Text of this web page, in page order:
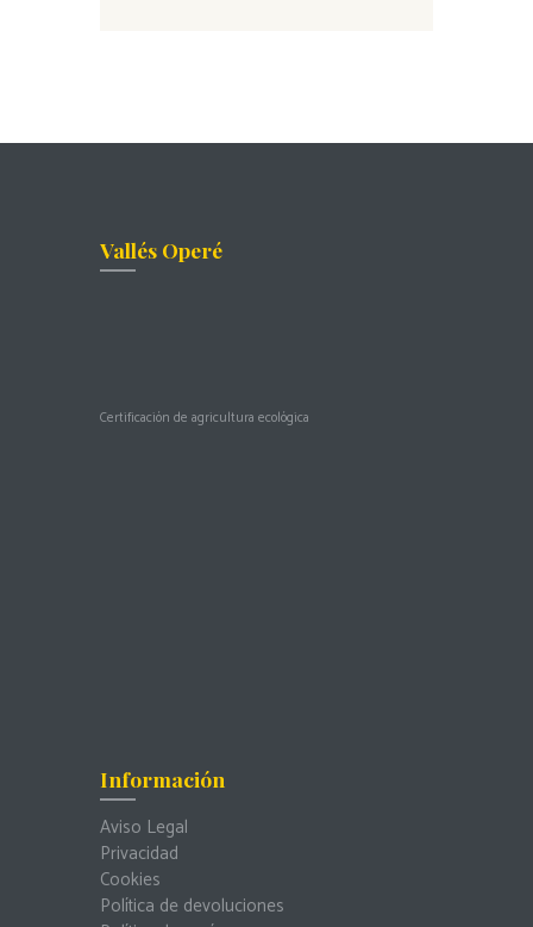
Vallés Operé
Certificación de agricultura ecológica
Información
Aviso Legal
Privacidad
Cookies
Política de devoluciones